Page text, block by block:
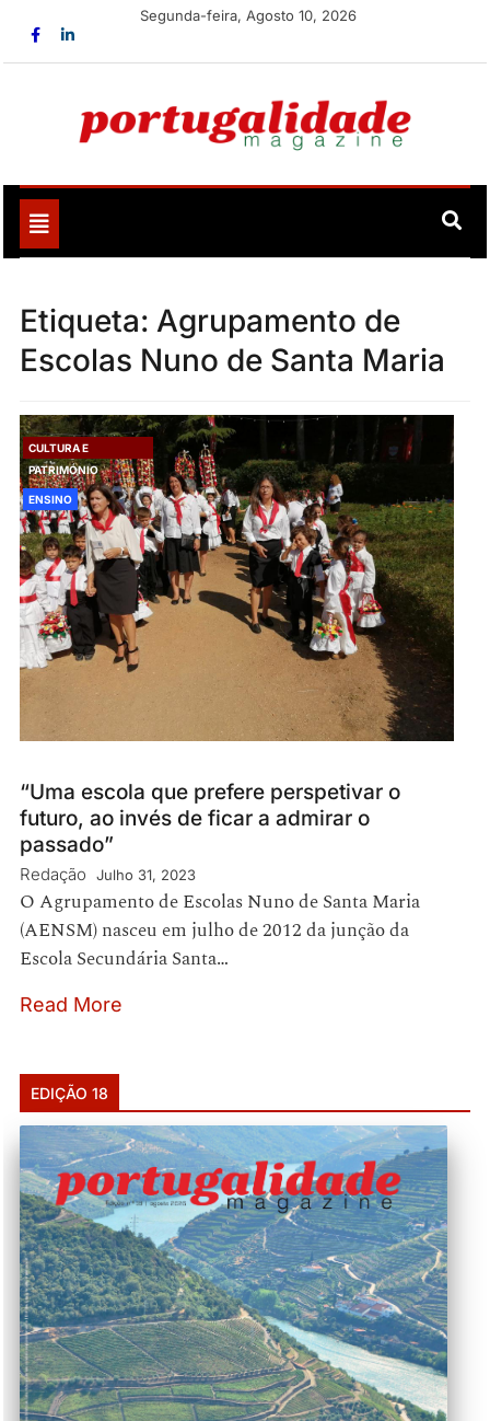
Segunda-feira, Agosto 10, 2026
Portugalidade
Toggle
navigation
Etiqueta: Agrupamento de
Escolas Nuno de Santa Maria
CULTURA E
PATRIMÓNIO
ENSINO
“Uma escola que prefere perspetivar o
futuro, ao invés de ficar a admirar o
passado”
Redação Julho 31, 2023
O Agrupamento de Escolas Nuno de Santa Maria
(AENSM) nasceu em julho de 2012 da junção da
Escola Secundária Santa…
Read More
EDIÇÃO 18